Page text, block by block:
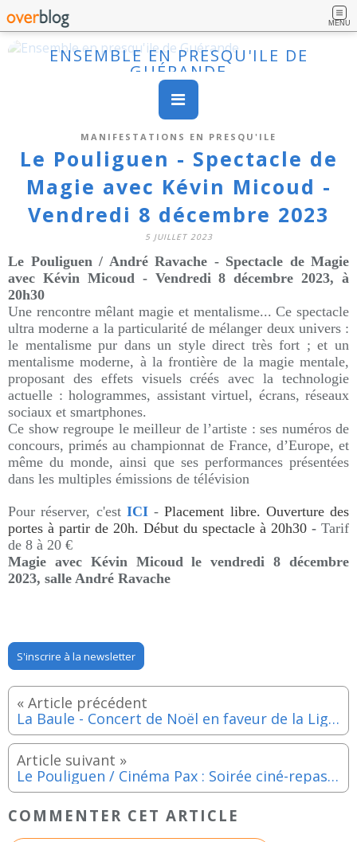
MENU
ENSEMBLE EN PRESQU'ILE DE
GUÉRANDE
MANIFESTATIONS EN PRESQU'ILE
Le Pouliguen - Spectacle de
Magie avec Kévin Micoud -
Vendredi 8 décembre 2023
5 JUILLET 2023
Le Pouliguen / André Ravache - Spectacle de Magie
avec Kévin Micoud - Vendredi 8 décembre 2023, à
20h30
Une rencontre mêlant magie et mentalisme... Ce spectacle
ultra moderne a la particularité de mélanger deux univers :
le mentalisme pur dans un style direct très fort ; et un
mentalisme moderne, à la frontière de la magie mentale,
proposant des effets visuels créés avec la technologie
actuelle : hologrammes, assistant virtuel, écrans, réseaux
sociaux et smartphones.
Ce show regroupe le meilleur de l’artiste : ses numéros de
concours, primés au championnat de France, d’Europe, et
même du monde, ainsi que ses performances présentées
dans les multiples émissions de télévision
Pour réserver, c'est ICI-Placement libre. Ouverture des
portes à partir de 20h. Début du spectacle à 20h30 - Tarif
de 8 à 20 €
Magie avec Kévin Micoud le vendredi 8 décembre
2023, salle André Ravache
S'inscrire à la newsletter
La Baule - Concert de Noël en faveur de la Ligue contre le cancer - Dimanche 17 décembre 2023
Le Pouliguen / Cinéma Pax : Soirée ciné-repas mongole - Samedi 9 décembre 2023
COMMENTER CET ARTICLE